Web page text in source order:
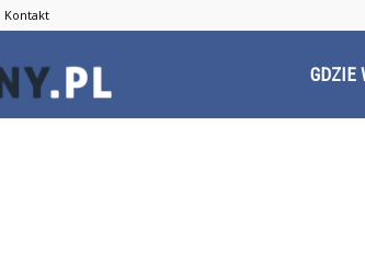
Kontakt
GDZIE